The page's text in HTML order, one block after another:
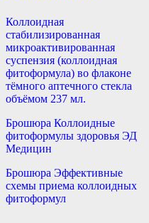
Коллоидная
стабилизированная
микроактивированная
суспензия (коллоидная
фитоформула) во флаконе
тёмного аптечного стекла
объёмом 237 мл.
Брошюра Коллоидные
фитоформулы здоровья ЭД
Медицин
Брошюра Эффективные
схемы приема коллоидных
фитоформул